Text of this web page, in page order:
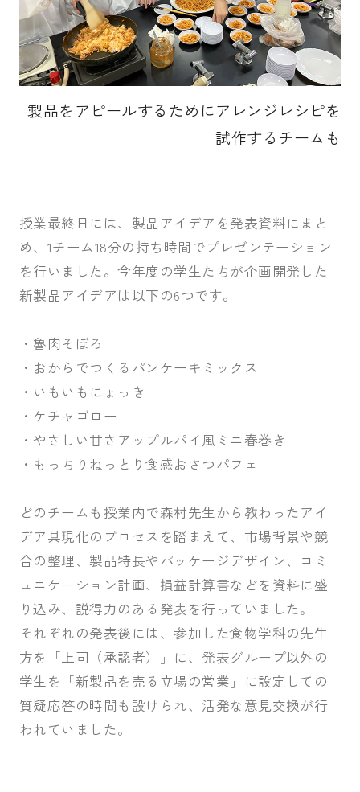
製品をアピールするためにアレンジレシピを
試作するチームも
授業最終日には、製品アイデアを発表資料にまと
め、1チーム18分の持ち時間でプレゼンテーション
を行いました。今年度の学生たちが企画開発した
新製品アイデアは以下の6つです。
・魯肉そぼろ
・おからでつくるパンケーキミックス
・いもいもにょっき
・ケチャゴロー
・やさしい甘さアップルパイ風ミニ春巻き
・もっちりねっとり食感おさつパフェ
どのチームも授業内で森村先生から教わったアイ
デア具現化のプロセスを踏まえて、市場背景や競
合の整理、製品特長やパッケージデザイン、コミ
ュニケーション計画、損益計算書などを資料に盛
り込み、説得力のある発表を行っていました。
それぞれの発表後には、参加した食物学科の先生
方を「上司（承認者）」に、発表グループ以外の
学生を「新製品を売る立場の営業」に設定しての
質疑応答の時間も設けられ、活発な意見交換が行
われていました。